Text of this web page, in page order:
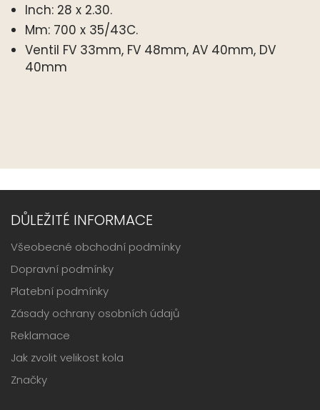
Inch: 28 x 2.30.
Mm: 700 x 35/43C.
Ventil FV 33mm, FV 48mm, AV 40mm, DV
40mm
DŮLEŽITÉ INFORMACE
Všeobecné obchodní podmínky
Dopravní podmínky
Platební podmínky
Zásady ochrany osobních údajů
Reklamace
Jak zvolit velikost kola
Značky